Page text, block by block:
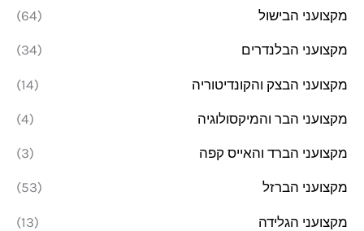
מקצועני הבישול (64)
מקצועני הבלנדרים (34)
מקצועני הבצק והקונדיטוריה (14)
מקצועני הבר והמיקסולוגיה (4)
מקצועני הברד והאייס קפה (3)
מקצועני הברזל (53)
מקצועני הגלידה (13)